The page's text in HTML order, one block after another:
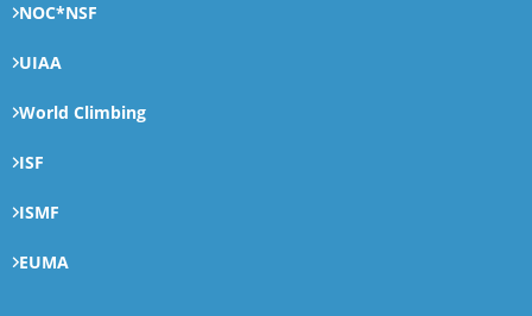
NOC*NSF
UIAA
World Climbing
ISF
ISMF
EUMA